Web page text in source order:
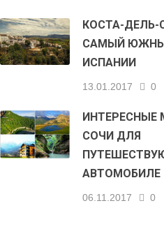
КОСТА-ДЕЛЬ-
САМЫЙ
ИСПАНИИ
13.01.2017 0
ИНТЕРЕСНЫЕ
СОЧИ ДЛЯ
АВТОМОБИЛЕ
06.11.2017 0